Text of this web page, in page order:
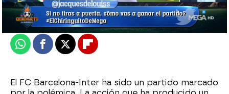
Actualizado:05 de octubre de 2022, 06:00
Publicado:05 de octubre de 2022, 01:05
WhatsappFacebook
X Flipboard
El FC Barcelona-Inter ha sido un partido marcado